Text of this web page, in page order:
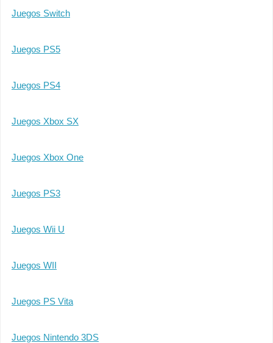
Juegos Switch
Juegos PS5
Juegos PS4
Juegos Xbox SX
Juegos Xbox One
Juegos PS3
Juegos Wii U
Juegos WII
Juegos PS Vita
Juegos Nintendo 3DS